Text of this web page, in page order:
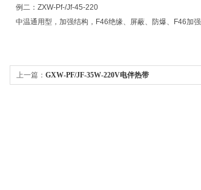
例二：ZXW-Pf-/Jf-45-220
中温通用型，加强结构，F46绝缘、屏蔽、防爆、F46加
上一篇： GXW-PF/JF-35W-220V电伴热带